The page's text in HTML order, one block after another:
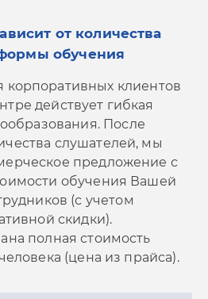
от количества
обучения
клиентов
действует гибкая
После
слушателей, мы
предложение с
обучения Вашей
(с учетом
скидки).
полная стоимость
(цена из прайса).